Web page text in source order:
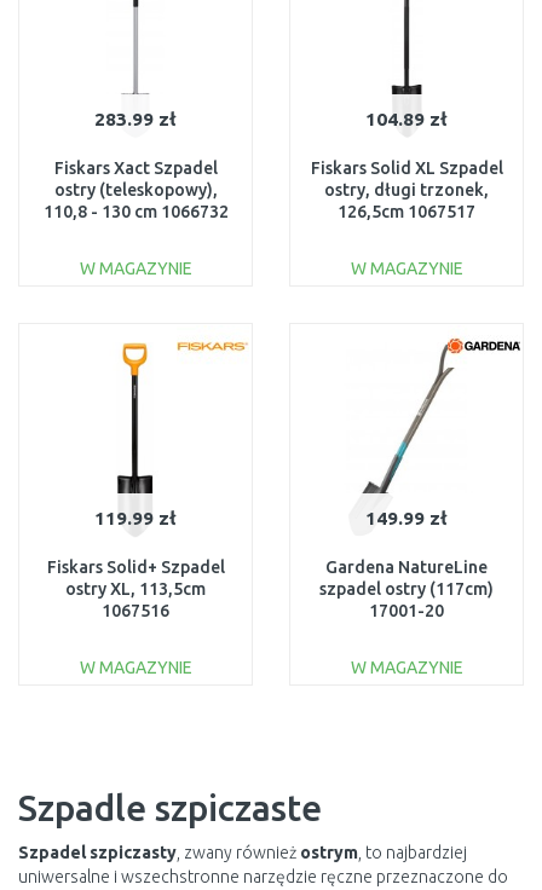
283.99 zł
Fiskars Xact Szpadel
ostry (teleskopowy),
110,8 - 130 cm 1066732
W MAGAZYNIE
Do porównania
104.89 zł
Fiskars Solid XL Szpadel
ostry, długi trzonek,
126,5cm 1067517
W MAGAZYNIE
Do porównania
119.99 zł
Fiskars Solid+ Szpadel
ostry XL, 113,5cm
1067516
W MAGAZYNIE
149.99 zł
Gardena NatureLine
szpadel ostry (117cm)
17001-20
W MAGAZYNIE
Szpadle szpiczaste
Szpadel szpiczasty , zwany również ostrym , to najbardziej
uniwersalne i wszechstronne narzędzie ręczne przeznaczone do